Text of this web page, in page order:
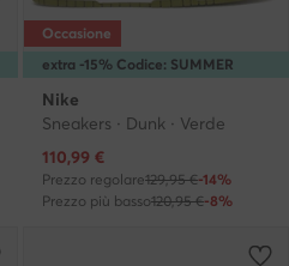
extra -15% Codice: SUMMER
Occasione
Nike
Sneakers · Dunk · Verde
Prezzo attuale
110,99 €
Prezzo regolare129,95 €-14%
Prezzo più basso120,95 €-8%